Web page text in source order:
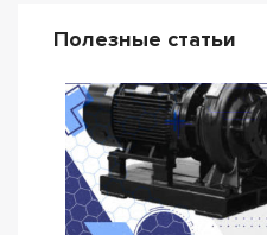
Полезные статьи